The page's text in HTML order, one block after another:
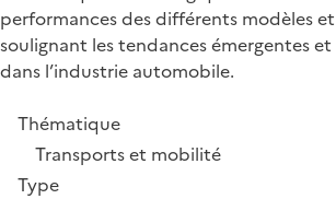
performances des différents modèles
soulignant les tendances émergentes
dans l’industrie automobile.
Thématique
Transports et mobilité
Type